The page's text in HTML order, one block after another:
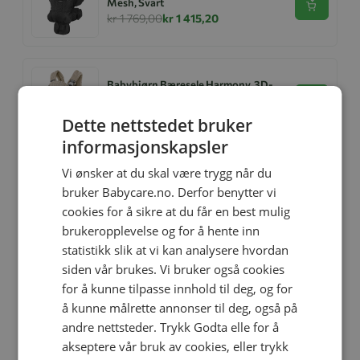
kr 1 769,00kr 1 415,20
Se
Babybjørn Bæresele Harmony, 3D-
Babybjørn Bæresele Mini 3D Mesh,
Gråbeige
kr 1 199,00kr 959,20
Bæresele Harmony, Babybjørn,
Vevd, Lys Grå
kr 2 499,00kr 1 999,20
Dette nettstedet bruker
informasjonskapsler
Vi ønsker at du skal være trygg når du
bruker Babycare.no. Derfor benytter vi
cookies for å sikre at du får en best mulig
brukeropplevelse og for å hente inn
statistikk slik at vi kan analysere hvordan
siden vår brukes. Vi bruker også cookies
for å kunne tilpasse innhold til deg, og for
å kunne målrette annonser til deg, også på
andre nettsteder. Trykk Godta elle for å
akseptere vår bruk av cookies, eller trykk